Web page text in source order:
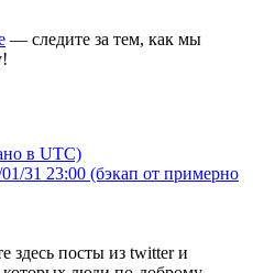
— следите за тем, как мы
в UTC)
31 23:00 (бэкап от примерно
здесь посты из twitter и